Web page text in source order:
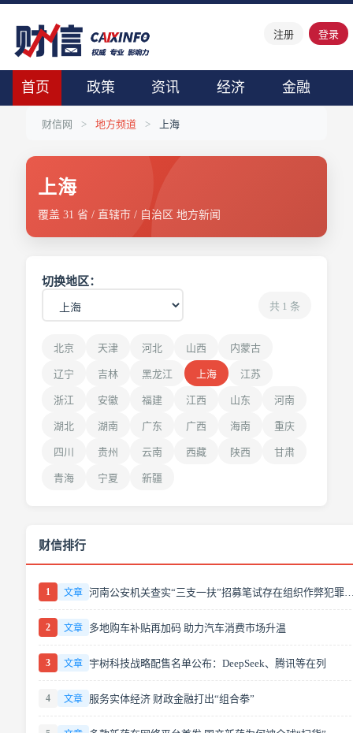
注册 登录
首页 政策 资讯 经济 金融
财信网 > 地方频道 > 上海
上海
覆盖 31 省 / 直辖市 / 自治区 地方新闻
切换地区：
共 1 条
北京 天津 河北 山西 内蒙古
辽宁 吉林 黑龙江 上海 江苏
浙江 安徽 福建 江西 山东 河南
湖北 湖南 广东 广西 海南 重庆
四川 贵州 云南 西藏 陕西 甘肃
青海 宁夏 新疆
财信排行
1 文章 河南公安机关查实“三支一扶”招募笔试存
2 文章 多地购车补贴再加码 助力汽车消费市场升温
3 文章 宇树科技战略配售名单公布：DeepSeek、腾讯等在列
4 文章 服务实体经济 财政金融打出“组合拳”